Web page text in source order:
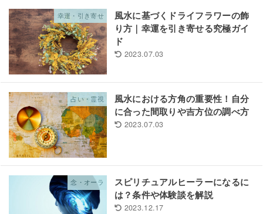
幸運・引き寄せ
風水に基づくドライフラワーの飾
り方｜幸運を引き寄せる究極ガイ
ド
2023.07.03
占い・霊視
風水における方角の重要性！自分
に合った間取りや吉方位の調べ方
2023.07.03
念・オーラ
スピリチュアルヒーラーになるに
は？条件や体験談を解説
2023.12.17